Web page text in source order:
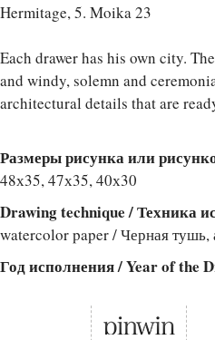
Hermitage, 5. Moika 23
Each drawer has his own city.
and windy, solemn and
architectural details that are
Размеры рисунка или
48х35, 47х35, 40х30
Drawing technique / Техника
watercolor paper / Черная тушь,
Год исполнения / Year of the